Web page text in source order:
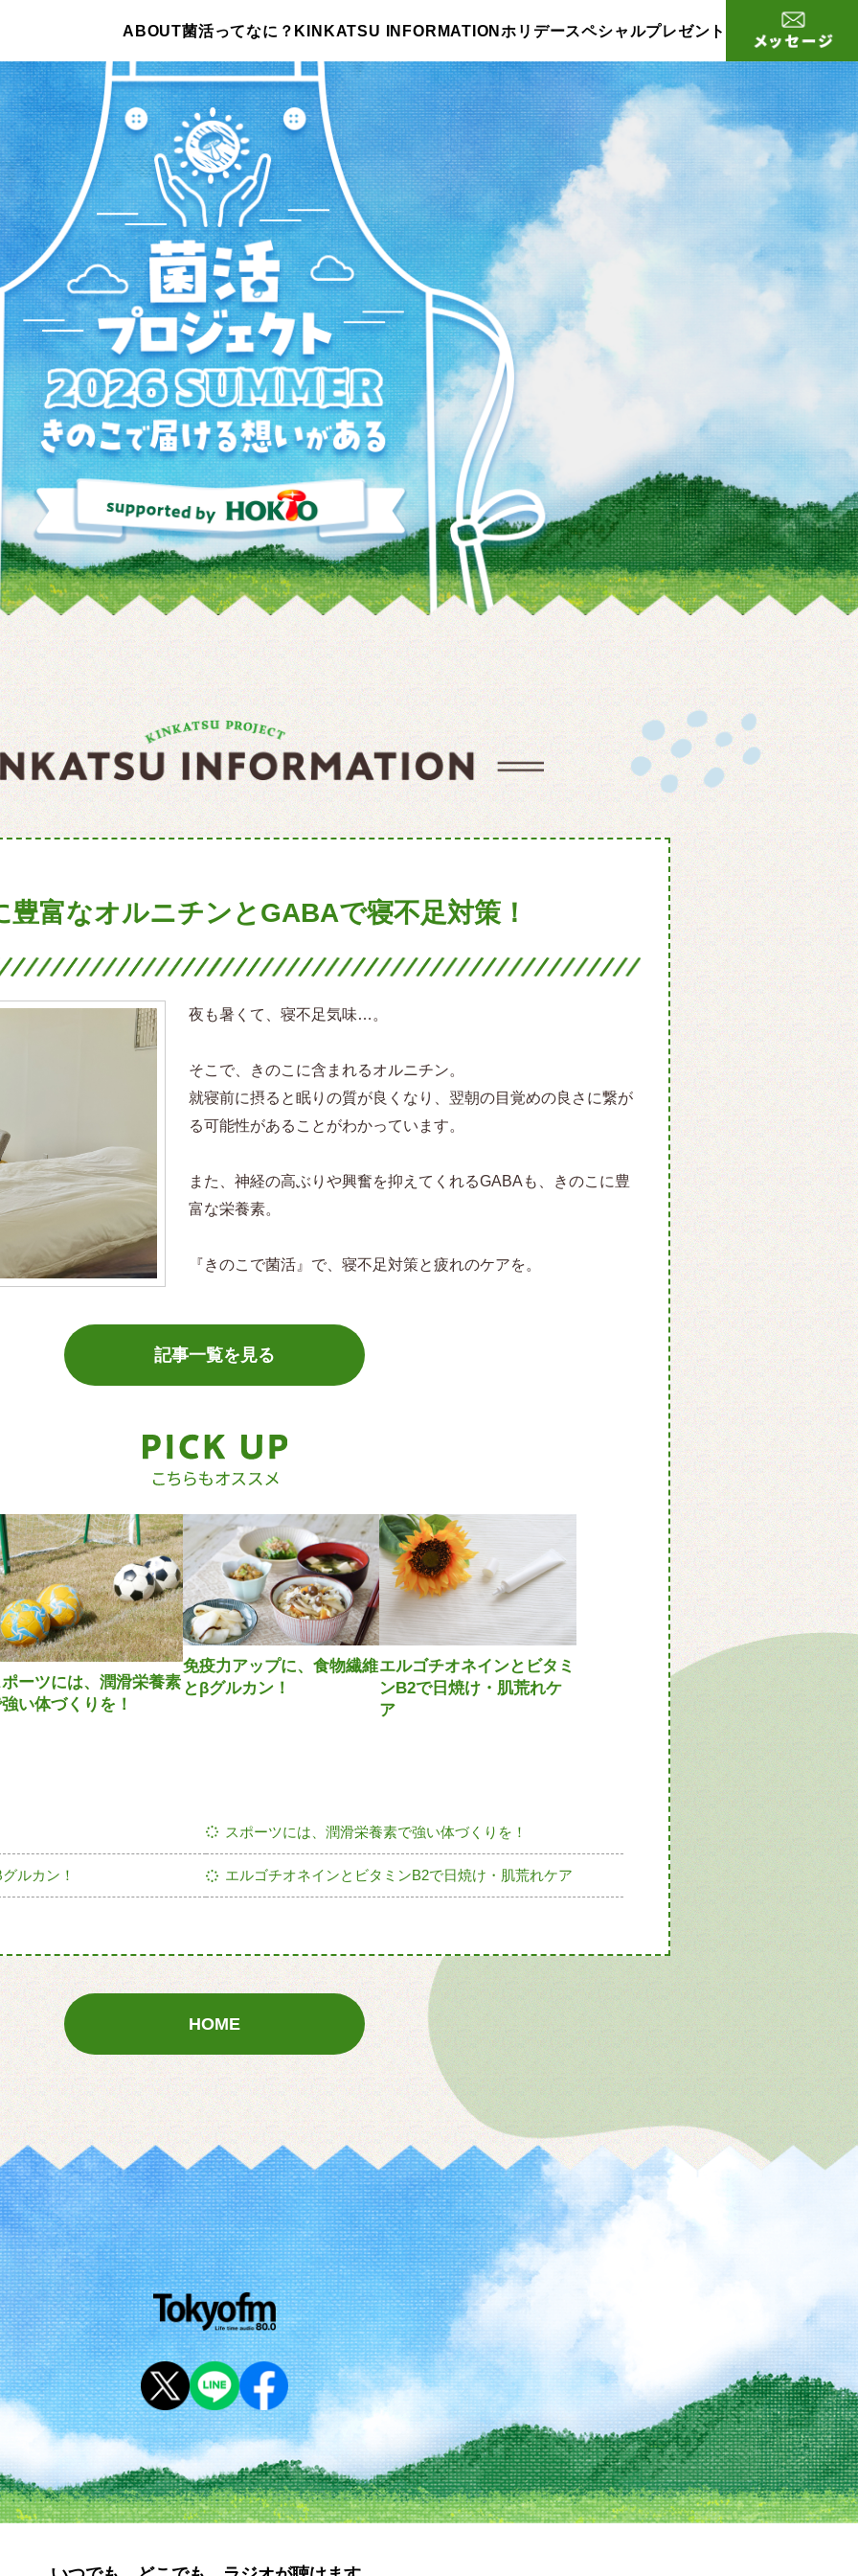
ABOUT菌活ってなに？ KINKATSU INFORMATIONホリデースペシャルプレゼント
豊富なオルニチンとGABAで寝不足対策！
夜も暑くて、寝不足気味…。
そこで、きのこに含まれるオルニチン。
就寝前に摂ると眠りの質が良くなり、翌朝の目覚めの良さに繋が
る可能性があることがわかっています。
また、神経の高ぶりや興奮を抑えてくれるGABAも、きのこに豊
富な栄養素。
『きのこで菌活』で、寝不足対策と疲れのケアを。
記事一覧を見る
ーツには、潤滑栄養素
い体づくりを！
免疫力アップに、食物繊維
とβグルカン！
エルゴチオネインとビタミ
ンB2で日焼け・肌荒れケ
ア
スポーツには、潤滑栄養素で強い体づくりを！
ルカン！ エルゴチオネインとビタミンB2で日焼け・肌荒れケア
HOME